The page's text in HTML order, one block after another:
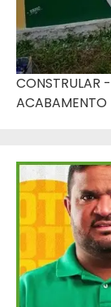
CONSTRULAR
ACABAMENTO